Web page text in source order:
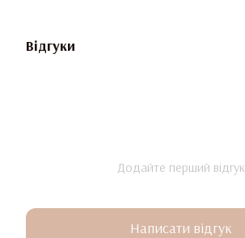
Відгуки
Додайте перший відгук
Написати відгук